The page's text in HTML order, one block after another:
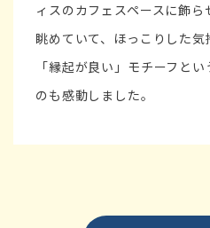
ィスのカフェスペースに飾ら
眺めていて、ほっこりした気
「縁起が良い」モチーフと
のも感動しました。